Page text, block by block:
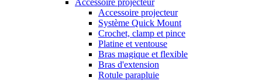
Accessoire projecteur
Accessoire projecteur
Système Quick Mount
Crochet, clamp et pince
Platine et ventouse
Bras magique et flexible
Bras d'extension
Rotule parapluie